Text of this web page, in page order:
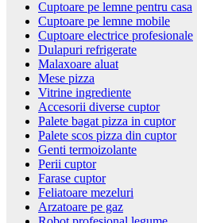
Cuptoare pe lemne pentru casa
Cuptoare pe lemne mobile
Cuptoare electrice profesionale
Dulapuri refrigerate
Malaxoare aluat
Mese pizza
Vitrine ingrediente
Accesorii diverse cuptor
Palete bagat pizza in cuptor
Palete scos pizza din cuptor
Genti termoizolante
Perii cuptor
Farase cuptor
Feliatoare mezeluri
Arzatoare pe gaz